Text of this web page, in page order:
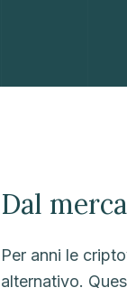
Dal
Per anni le
alternativo.